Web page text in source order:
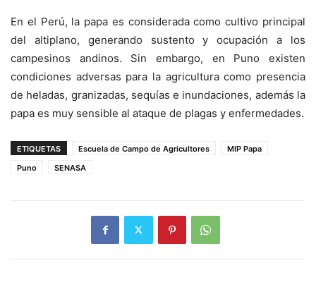
En el Perú, la papa es considerada como cultivo principal
del altiplano, generando sustento y ocupación a los
campesinos andinos. Sin embargo, en Puno existen
condiciones adversas para la agricultura como presencia
de heladas, granizadas, sequías e inundaciones, además la
papa es muy sensible al ataque de plagas y enfermedades.
ETIQUETAS Escuela de Campo de Agricultores
MIP Papa
Puno
SENASA